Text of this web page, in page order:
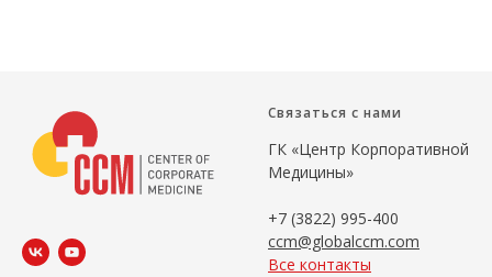
Связаться с нами
ГК «Центр Корпоративной
Медицины»
+7 (3822) 995-400
ccm@globalccm.com
Все контакты